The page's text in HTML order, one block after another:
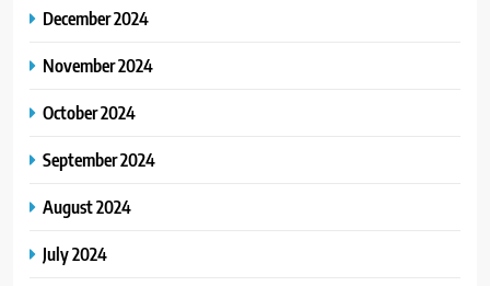
December 2024
November 2024
October 2024
September 2024
August 2024
July 2024